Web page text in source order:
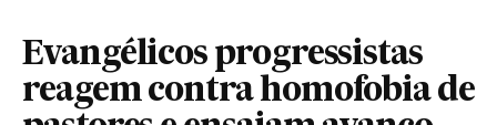
Evangélicos progressistas
reagem contra homofobia de